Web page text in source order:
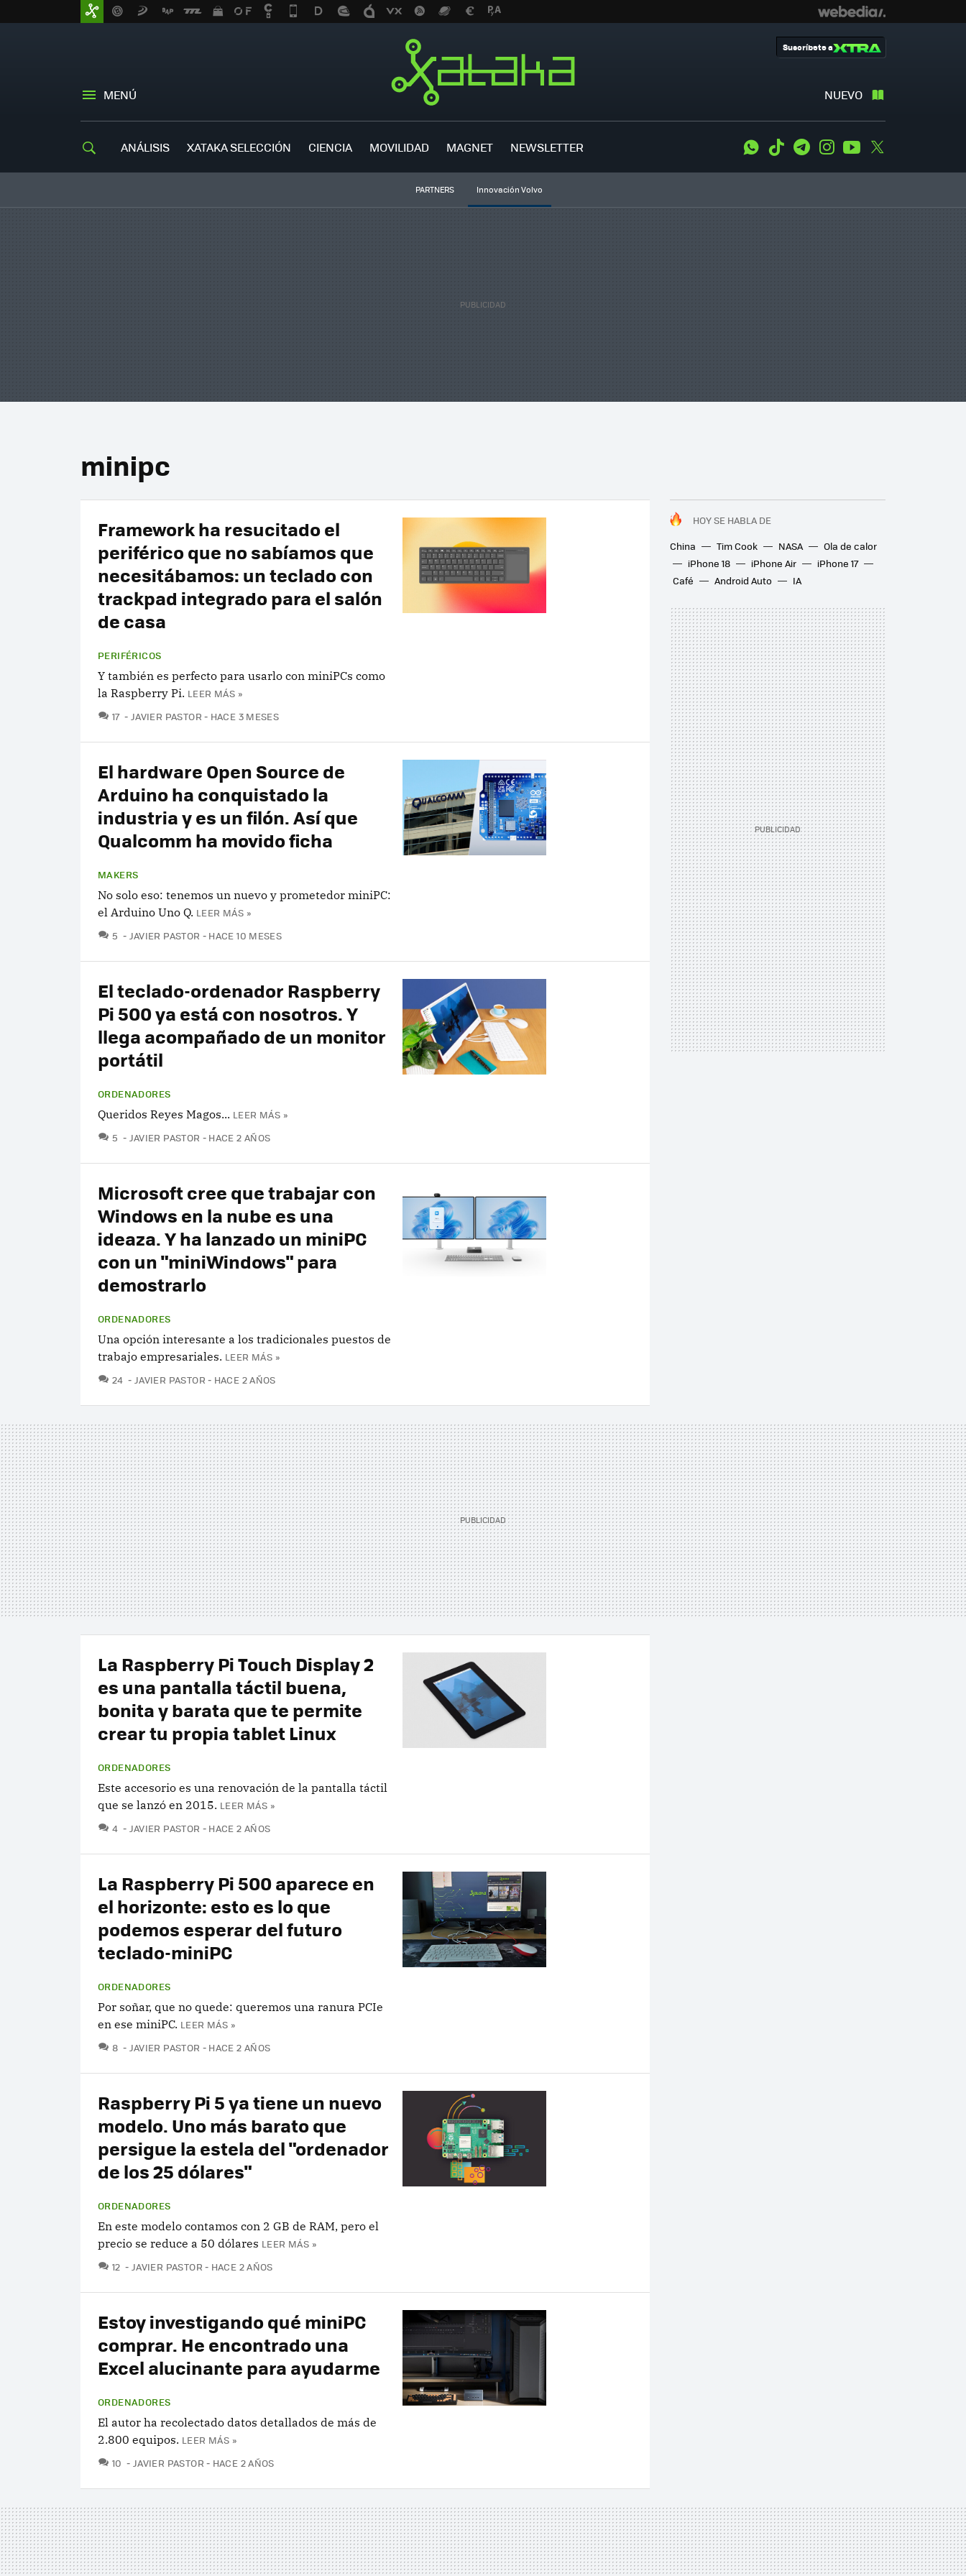
MENÚ NUEVO
Suscríbete a
ANÁLISIS XATAKA SELECCIÓN CIENCIA MOVILIDAD MAGNET NEWSLETTER WhatsApp
Tiktok TelegramInstagramYoutube
PARTNERS Innovación Volvo
minipc
HOY SE HABLA DE
China
Tim Cook NASA
Ola de calor
iPhone 18
iPhone Air
iPhone 17
Café
Android Auto IA
Framework ha resucitado el
periférico que no sabíamos que
necesitábamos: un teclado con
trackpad integrado para el salón
de casa
PERIFÉRICOS
Y también es perfecto para usarlo con miniPCs como
la Raspberry Pi. LEER MÁS »
17 COMENTARIOS
JAVIER PASTOR HACE 3 MESES
El hardware Open Source de
Arduino ha conquistado la
industria y es un filón. Así que
Qualcomm ha movido ficha
MAKERS
No solo eso: tenemos un nuevo y prometedor miniPC:
el Arduino Uno Q. LEER MÁS »
5 COMENTARIOS
JAVIER PASTOR HACE 10 MESES
El teclado-ordenador Raspberry
Pi 500 ya está con nosotros. Y
llega acompañado de un monitor
portátil
ORDENADORES
Queridos Reyes Magos... LEER MÁS »
5 COMENTARIOS
JAVIER PASTOR HACE 2 AÑOS
Microsoft cree que trabajar con
Windows en la nube es una
ideaza. Y ha lanzado un miniPC
con un "miniWindows" para
demostrarlo
ORDENADORES
Una opción interesante a los tradicionales puestos de
trabajo empresariales. LEER MÁS »
24 COMENTARIOS
JAVIER PASTOR HACE 2 AÑOS
La Raspberry Pi Touch Display 2
es una pantalla táctil buena,
bonita y barata que te permite
crear tu propia tablet Linux
ORDENADORES
Este accesorio es una renovación de la pantalla táctil
que se lanzó en 2015. LEER MÁS »
4 COMENTARIOS
JAVIER PASTOR HACE 2 AÑOS
La Raspberry Pi 500 aparece en
el horizonte: esto es lo que
podemos esperar del futuro
teclado-miniPC
ORDENADORES
Por soñar, que no quede: queremos una ranura PCIe
en ese miniPC. LEER MÁS »
8 COMENTARIOS
JAVIER PASTOR HACE 2 AÑOS
Raspberry Pi 5 ya tiene un nuevo
modelo. Uno más barato que
persigue la estela del "ordenador
de los 25 dólares"
ORDENADORES
En este modelo contamos con 2 GB de RAM, pero el
precio se reduce a 50 dólares LEER MÁS »
12 COMENTARIOS
JAVIER PASTOR HACE 2 AÑOS
Estoy investigando qué miniPC
comprar. He encontrado una
Excel alucinante para ayudarme
ORDENADORES
El autor ha recolectado datos detallados de más de
2.800 equipos. LEER MÁS »
10 COMENTARIOS
JAVIER PASTOR HACE 2 AÑOS